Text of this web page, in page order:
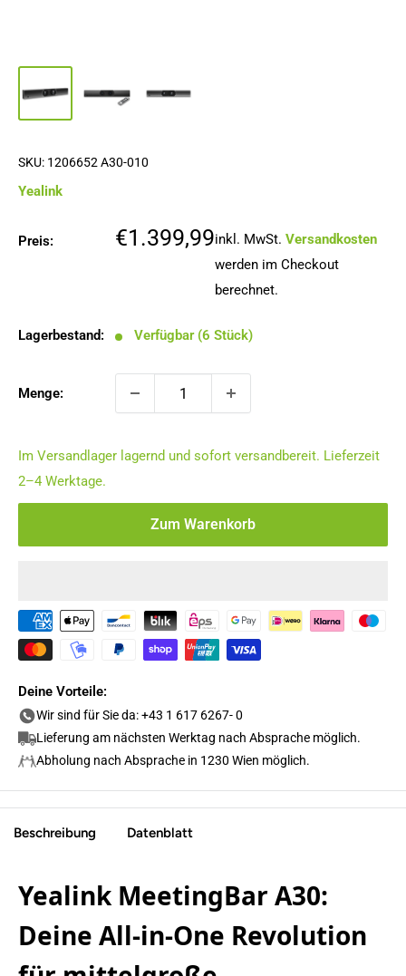
SKU: 1206652 A30-010
Yealink
Preis: Sonderpreis
€1.399,99inkl. MwSt. Versandkosten
werden im Checkout
berechnet.
Lagerbestand: Verfügbar (6 Stück)
Menge:
Im Versandlager lagernd und sofort versandbereit. Lieferzeit
2–4 Werktage.
Zum Warenkorb
Deine Vorteile:
Wir sind für Sie da: +43 1 617 6267- 0
Lieferung am nächsten Werktag nach Absprache möglich.
Abholung nach Absprache in 1230 Wien möglich.
Beschreibung Datenblatt
Yealink MeetingBar A30:
Deine All-in-One Revolution